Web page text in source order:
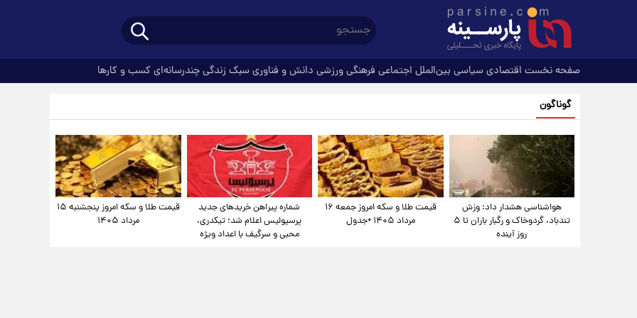
صفحه نخست اقتصادی سیاسی بین‌الملل اجتماعی فرهنگیورزشی دانش و فناوری سبک زندگیچندرسانه‌ای کسب و کارها
گوناگون
هواشناسی هشدار داد: وزش
تندباد، گردوخاک و رگبار باران تا ۵
روز آینده
قیمت طلا و سکه امروز جمعه ۱۶
مرداد ۱۴۰۵ +جدول
شماره پیراهن خریدهای جدید
پرسپولیس اعلام شد؛ تیکدری،
محبی و سرگیف با اعداد ویژه
قیمت طلا و سکه امروز پنجشنبه ۱۵
مرداد ۱۴۰۵